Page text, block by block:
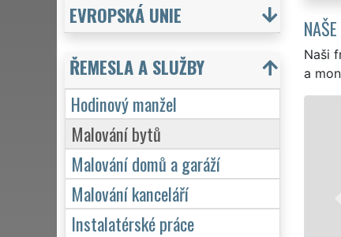
Naši
a
EVROPSKÁ UNIE
ŘEMESLA A SLUŽBY
Hodinový manžel
Malování bytů
Malování domů a garáží
Malování kanceláří
Instalatérské práce